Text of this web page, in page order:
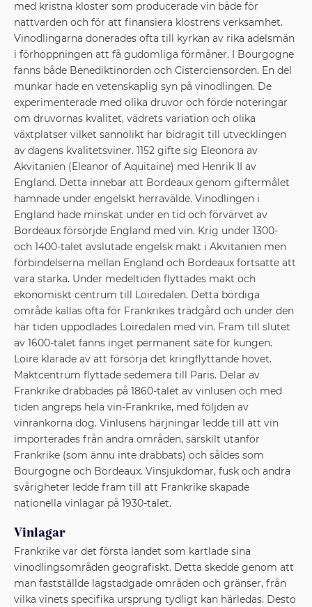
med kristna kloster som producerade vin både för
nattvarden och för att finansiera klostrens verksamhet.
Vinodlingarna donerades ofta till kyrkan av rika adelsmän
i förhoppningen att få gudomliga förmåner. I Bourgogne
fanns både Benediktinorden och Cisterciensorden. En del
munkar hade en vetenskaplig syn på vinodlingen. De
experimenterade med olika druvor och förde noteringar
om druvornas kvalitet, vädrets variation och olika
växtplatser vilket sannolikt har bidragit till utvecklingen
av dagens kvalitetsviner. 1152 gifte sig Eleonora av
Akvitanien (Eleanor of Aquitaine) med Henrik II av
England. Detta innebar att Bordeaux genom giftermålet
hamnade under engelskt herravälde. Vinodlingen i
England hade minskat under en tid och förvärvet av
Bordeaux försörjde England med vin. Krig under 1300-
och 1400-talet avslutade engelsk makt i Akvitanien men
förbindelserna mellan England och Bordeaux fortsatte att
vara starka. Under medeltiden flyttades makt och
ekonomiskt centrum till Loiredalen. Detta bördiga
område kallas ofta för Frankrikes trädgård och under den
här tiden uppodlades Loiredalen med vin. Fram till slutet
av 1600-talet fanns inget permanent säte för kungen.
Loire klarade av att försörja det kringflyttande hovet.
Maktcentrum flyttade sedemera till Paris. Delar av
Frankrike drabbades på 1860-talet av vinlusen och med
tiden angreps hela vin-Frankrike, med följden av
vinrankorna dog. Vinlusens härjningar ledde till att vin
importerades från andra områden, särskilt utanför
Frankrike (som ännu inte drabbats) och såldes som
Bourgogne och Bordeaux. Vinsjukdomar, fusk och andra
svårigheter ledde fram till att Frankrike skapade
nationella vinlagar på 1930-talet.
Vinlagar
Frankrike var det första landet som kartlade sina
vinodlingsområden geografiskt. Detta skedde genom att
man fastställde lagstadgade områden och gränser, från
vilka vinets specifika ursprung tydligt kan härledas. Desto